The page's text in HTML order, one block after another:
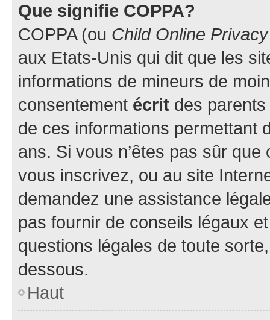
Que signifie COPPA?
COPPA (ou Child Online
aux Etats-Unis qui dit que les
informations de mineurs de
consentement écrit des parents
de ces informations permettant
ans. Si vous n’êtes pas sûr
vous inscrivez, ou au site
demandez une assistance
pas fournir de conseils légaux
questions légales de toute
dessous.
Haut